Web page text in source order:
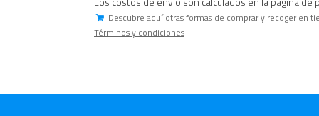
Descubre aquí otras formas de comprar y recoger en
Términos y condiciones